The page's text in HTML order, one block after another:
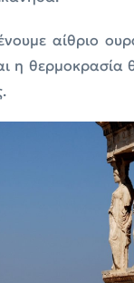
αίθριο
η θερμοκρασία